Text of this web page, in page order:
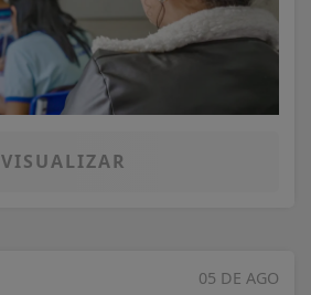
VISUALIZAR
05 DE AGO